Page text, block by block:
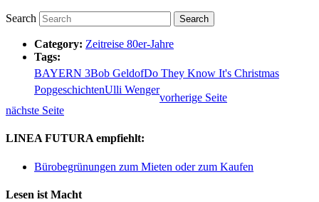
Search
Category: Zeitreise 80er-Jahre
Tags:
BAYERN 3Bob GeldofDo They Know It's Christmas
PopgeschichtenUlli Wenger
vorherige Seite
nächste Seite
LINEA FUTURA empfiehlt:
Bürobegrünungen zum Mieten oder zum Kaufen
Lesen ist Macht